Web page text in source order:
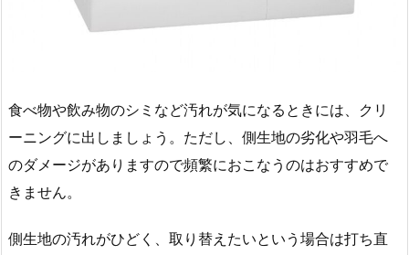
食べ物や飲み物のシミなど汚れが気になるときには、クリ
ーニングに出しましょう。ただし、側生地の劣化や羽毛へ
のダメージがありますので頻繁におこなうのはおすすめで
きません。
側生地の汚れがひどく、取り替えたいという場合は打ち直